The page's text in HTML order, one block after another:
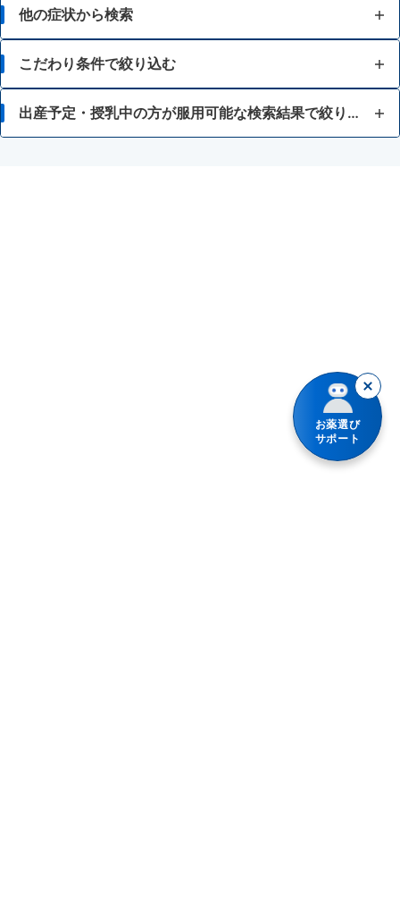
他の症状から検索
かゆみ
虫さされ
湿疹
こだわり条件で絞り込む
15歳未満 出産予定・授乳中の方が服用可能な検索結果で絞り込む
お薬選び
サポート